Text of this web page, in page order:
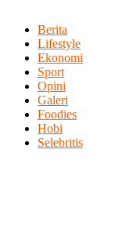
Berita
Lifestyle
Ekonomi
Sport
Opini
Galeri
Foodies
Hobi
Selebritis